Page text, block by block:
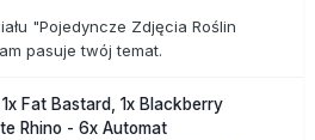
"Pojedyncze Zdjęcia Roślin
pasuje twój temat.
Fat Bastard, 1x Blackberry
Rhino - 6x Automat